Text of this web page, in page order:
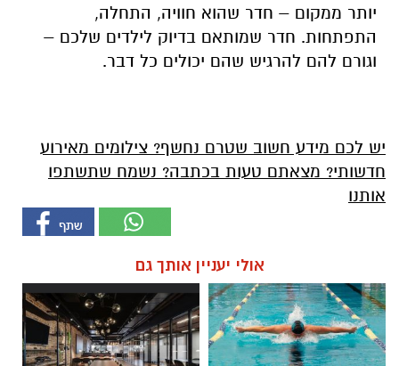
יותר ממקום – חדר שהוא חוויה, התחלה,
התפתחות. חדר שמותאם בדיוק לילדים שלכם –
וגורם להם להרגיש שהם יכולים כל דבר.
יש לכם מידע חשוב שטרם נחשף? צילומים מאירוע
חדשותי? מצאתם טעות בכתבה? נשמח שתשתפו
אותנו
אולי יעניין אותך גם